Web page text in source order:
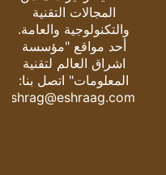
المجالات التقنية
والتكنولوجية والعامة.
أحد مواقع "مؤسسة
اشراق العالم لتقنية
المعلومات" اتصل بنا:
eshrag@eshraag.com